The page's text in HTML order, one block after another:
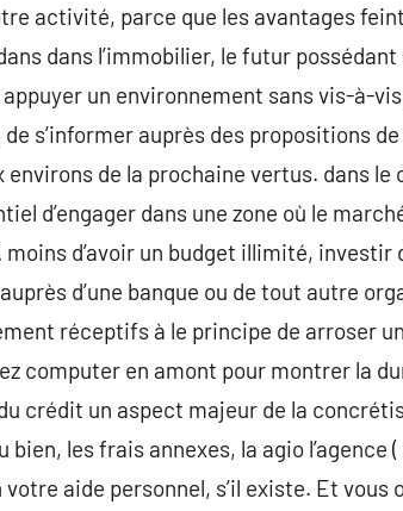
activité, parce que les avantages
dans l’immobilier, le futur
un environnement sans vis-à-
s’informer auprès des propositions
de la prochaine vertus. dans le
d’engager dans une zone où le
d’avoir un budget illimité, investir
d’une banque ou de tout autre
réceptifs à le principe de arroser
computer en amont pour montrer la
crédit un aspect majeur de la
les frais annexes, la agio l’agence
aide personnel, s’il existe. Et